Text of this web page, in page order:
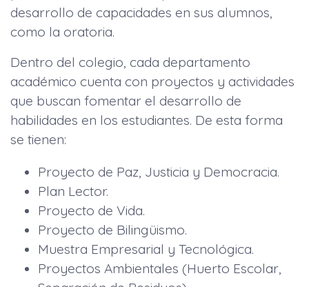
desarrollo de capacidades en sus alumnos,
como la oratoria.
Dentro del colegio, cada departamento
académico cuenta con proyectos y actividades
que buscan fomentar el desarrollo de
habilidades en los estudiantes. De esta forma
se tienen:
Proyecto de Paz, Justicia y Democracia.
Plan Lector.
Proyecto de Vida.
Proyecto de Bilingüismo.
Muestra Empresarial y Tecnológica.
Proyectos Ambientales (Huerto Escolar,